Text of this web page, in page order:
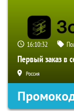
16:10:31
Первый заказ в
Россия